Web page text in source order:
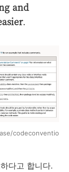
and
.
codeconventio
다고 합니다.